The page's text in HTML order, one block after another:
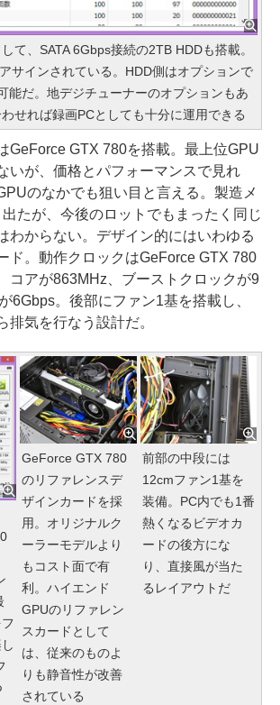
て、SATA 6Gbps接続の2TB HDDも搭載。
サインされている。HDD側はオプションで
能だ。地デジチューナーのオプションもあ
せれば録画PCとしても十分に運用できる
GeForce GTX 780を搭載。最上位GPU
いが、価格とパフォーマンスで見れ
のなかでも狙い目と言える。製造メ
たが、今後のロットでもまったく同じ
わからない。デザイン的にはいわゆる
ド。動作クロックはGeForce GTX 780
コアが863MHz、ブーストクロックが9
6Gbps。後部にファン1基を搭載し、
排気を行なう設計だ。
GeForce GTX 780
のリファレンスデ
ザインカードを採
用。オリジナルク
ーラーモデルより
もコスト面で有
利。ハイエンド
GPUのリファレン
スカードとして
は、従来のものよ
りも静音性が改善
されている
前部の中段には
12cmファン1基を
装備。PC内でも1番
熱くなるビデオカ
ードの後方にな
り、直接風が当た
るレイアウトだ